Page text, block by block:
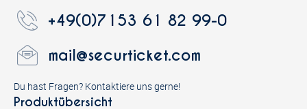
+49(0)7153 61 82 99-0
mail@securticket.com
Du hast Fragen? Kontaktiere uns gerne!
Produktübersicht